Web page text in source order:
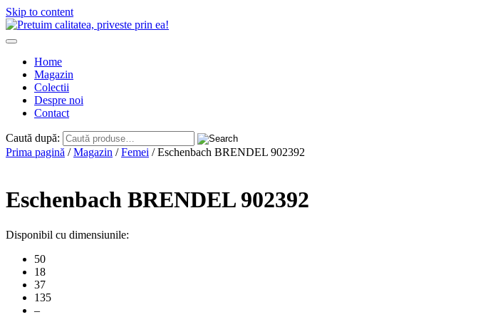
Skip to content
Home
Magazin
Colectii
Despre noi
Contact
Caută după:
Prima pagină /Magazin /Femei / Eschenbach BRENDEL 902392
Eschenbach BRENDEL 902392
Disponibil cu dimensiunile:
50
18
37
135
–